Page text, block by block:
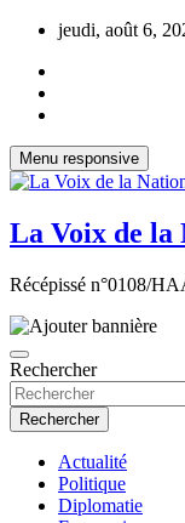
Aller
contenu
jeudi, août 6,
Menu responsive
La Voix de la
Récépissé n°0108/
Rechercher
Rechercher
Actualité
Politique
Diplomatie